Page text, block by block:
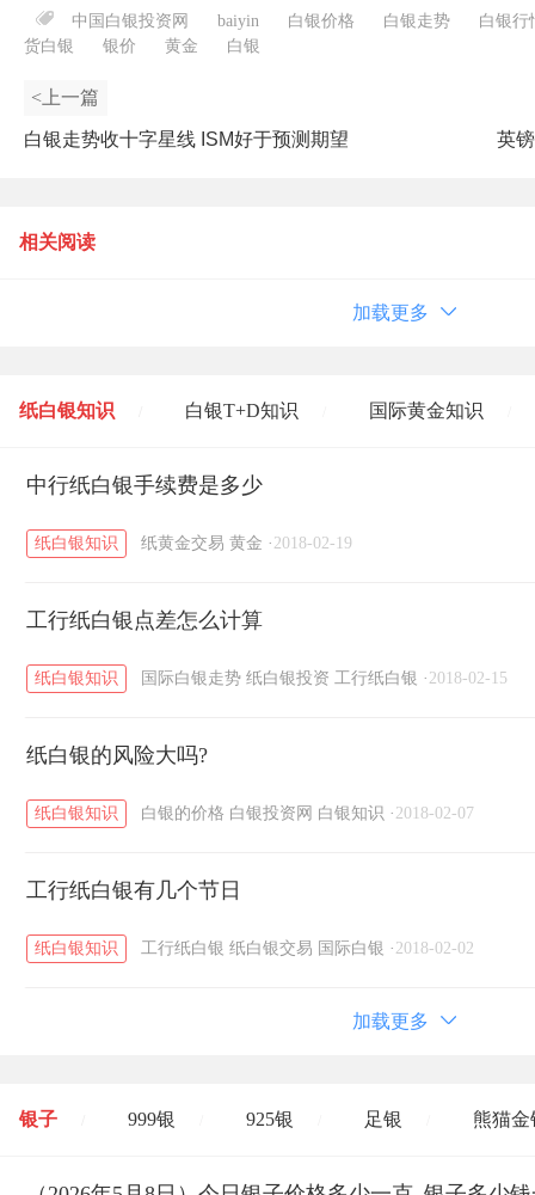
中国白银投资网 baiyin 白银价格 白银走势
白银行
货白银
银价 黄金 白银
<上一篇
白银走势收十字星线 ISM好于预测期望 英
相关阅读
加载更多
纸白银知识 白银T+D知识 国际黄金知识
黄金T+D知识 / 粤贵银知识
中行纸白银手续费是多少
纸白银知识 纸黄金交易 黄金 · 2018-02-19
工行纸白银点差怎么计算
纸白银知识 国际白银走势 纸白银投资 工行纸白银 · 2018-02-15
纸白银的风险大吗?
纸白银知识 白银的价格 白银投资网 白银知识 · 2018-02-07
工行纸白银有几个节日
纸白银知识 工行纸白银 纸白银交易 国际白银 · 2018-02-02
加载更多
银子 999银 925银 足银 熊猫金